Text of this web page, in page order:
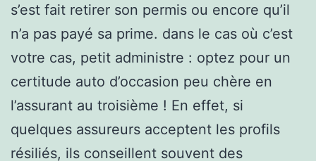
s’est fait retirer son permis ou encore qu’il
n’a pas payé sa prime. dans le cas où c’est
votre cas, petit administre : optez pour un
certitude auto d’occasion peu chère en
l’assurant au troisième ! En effet, si
quelques assureurs acceptent les profils
résiliés, ils conseillent souvent des